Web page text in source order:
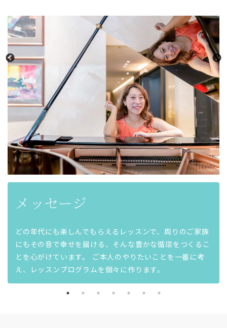
メッセージ
どの年代にも楽しんでもらえるレッスンで、周りのご家族
にもその音で幸せを届ける、そんな豊かな循環をつくるこ
とを心がけています。 ご本人のやりたいことを一番に考
え、レッスンプログラムを個々に作ります。